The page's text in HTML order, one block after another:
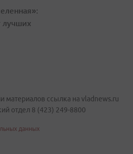
лучших
материалов ссылка на vladnews.ru
отдел 8 (423) 249-8800
данных